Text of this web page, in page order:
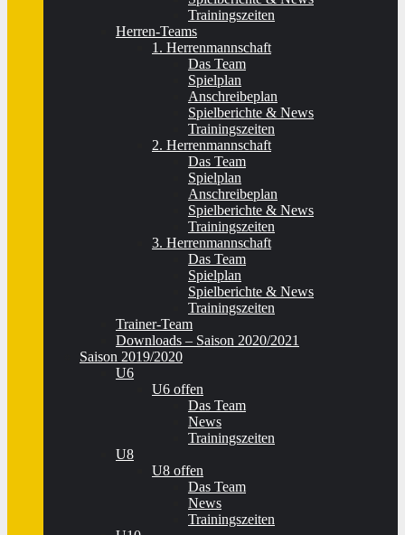
Trainingszeiten
Herren-Teams
1. Herrenmannschaft
Das Team
Spielplan
Anschreibeplan
Spielberichte & News
Trainingszeiten
2. Herrenmannschaft
Das Team
Spielplan
Anschreibeplan
Spielberichte & News
Trainingszeiten
3. Herrenmannschaft
Das Team
Spielplan
Spielberichte & News
Trainingszeiten
Trainer-Team
Downloads – Saison 2020/2021
Saison 2019/2020
U6
U6 offen
Das Team
News
Trainingszeiten
U8
U8 offen
Das Team
News
Trainingszeiten